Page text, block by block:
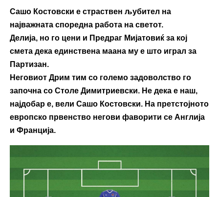
Сашо Костовски е страствен љубител на
најважната споредна работа на светот.
Делија, но го цени и Предраг Мијатовиќ за кој
смета дека единствена маана му е што играл за
Партизан.
Неговиот Дрим тим со големо задоволство го
започна со Столе Димитриевски. Не дека е наш,
најдобар е, вели Сашо Костовски. На претстојното
европско првенство негови фаворити се Англија
и Франција.